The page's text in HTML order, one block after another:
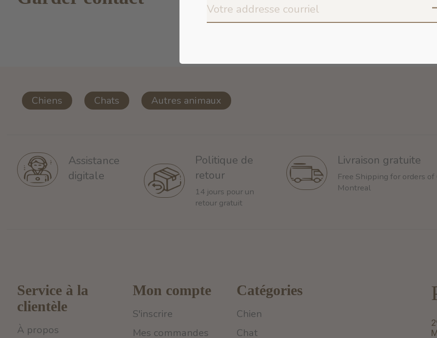
Don’t
Chiens Chats Autres animaux
Assistance
digitale
Politique de
retour
14 jours pour un
retour gratuit
Livraison gratuite
Free Shipping for orders
Montreal
Service à la
clientèle
À propos
Mon compte
S'inscrire
Mes commandes
Catégories
Chien
Chat